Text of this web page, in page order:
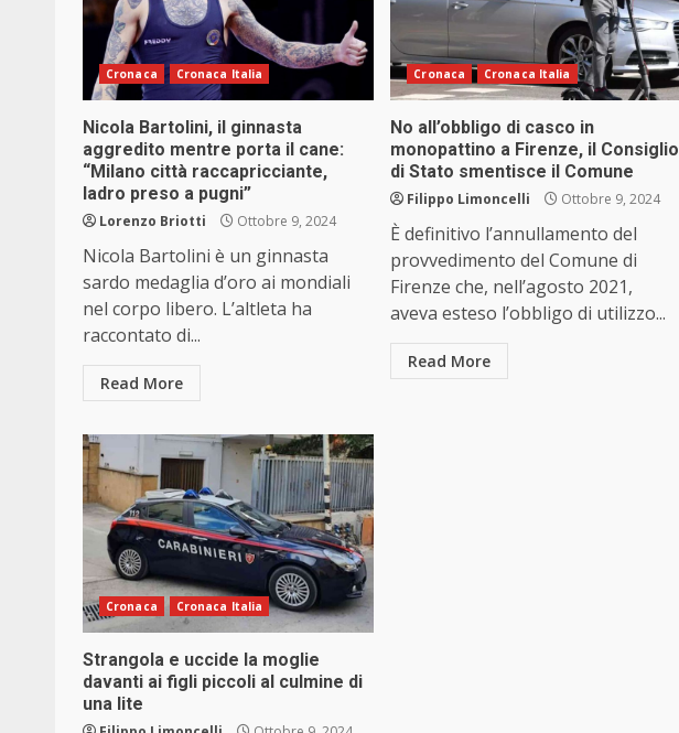
Cronaca Cronaca Italia
Nicola Bartolini, il ginnasta
aggredito mentre porta il cane:
“Milano città raccapricciante,
ladro preso a pugni”
Lorenzo Briotti Ottobre 9, 2024
Nicola Bartolini è un ginnasta
sardo medaglia d’oro ai mondiali
nel corpo libero. L’altleta ha
raccontato di...
Read More
Cronaca Cronaca Italia
No all’obbligo di casco in
monopattino a Firenze, il Consiglio
di Stato smentisce il Comune
Filippo Limoncelli Ottobre 9, 2024
È definitivo l’annullamento del
provvedimento del Comune di
Firenze che, nell’agosto 2021,
aveva esteso l’obbligo di utilizzo...
Read More
Cronaca Cronaca Italia
Strangola e uccide la moglie
davanti ai figli piccoli al culmine di
una lite